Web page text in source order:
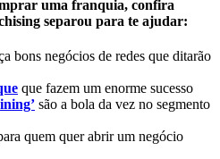
uma franquia, confira
separou para te ajudar:
bons negócios de redes que ditarão
que fazem um enorme sucesso
são a bola da vez no segmento
quem quer abrir um negócio